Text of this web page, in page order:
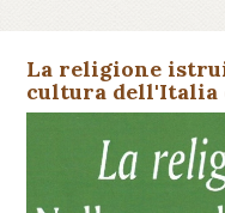
La religione
cultura dell'Italia